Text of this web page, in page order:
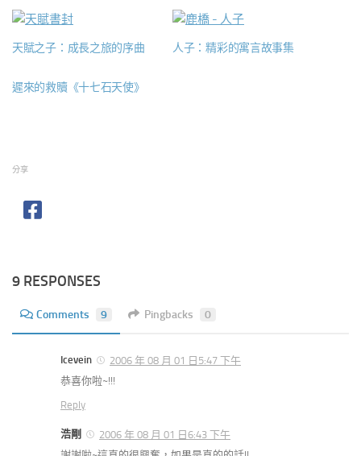
天賦之子：成長之旅的序曲 人子：精彩的寓言故事集
遲來的救贖《十七石天使》
分享
9 RESPONSES
Comments 9 Pingbacks 0
Icevein
2006 年 08 月 01 日5:47 下午
恭喜你啦~!!!
Reply
浩剛
2006 年 08 月 01 日6:43 下午